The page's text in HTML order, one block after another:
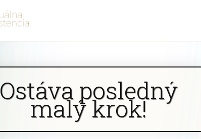
Ostáva posledný
malý krok!